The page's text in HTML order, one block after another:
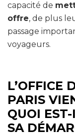
capacité de
offre, de plus
passage
voyageurs.
L’OFFICE
PARIS
QUOI
SA